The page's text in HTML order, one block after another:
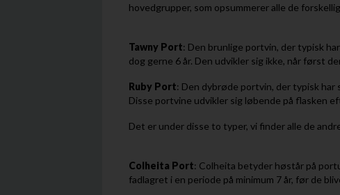
hovedgrupper, som opsummerer alle de
Tawny Port: Den brunlige portvin, der typisk
dog gerne 6 år. Den udvikler sig ikke, når først
Ruby Port: Den dybrøde portvin, der typisk har
Disse portvine udvikler sig løbende på flasken
Det er under disse to typer, vi finder alle de
Colheita Port: Colheita betyder høstår på
fadlagret i en periode på minimum 7 år, før de